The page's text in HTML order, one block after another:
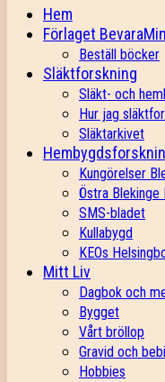
Hem
Förlaget
Beställ böcker
Släktforskning
Släkt- och
Hur jag
Släktarkivet
Kungörelser
Östra
SMS-bladet
Kullabygd
KEOs
Mitt Liv
Dagbok och
Bygget
Vårt bröllop
Gravid och
Hobbies